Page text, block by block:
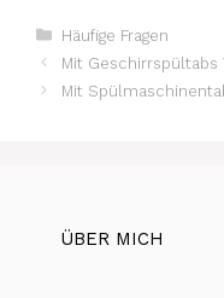
Kategorien
Häufige Fragen
Mit Geschirrspültabs
Mit
ÜBER MICH